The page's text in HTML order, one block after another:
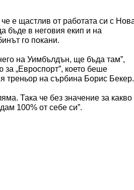
е щастлив от работата си с
бъде в неговия екип и на
го покани.
на Уимбълдън, ще бъда там”,
за „Евроспорт”, което беше
треньор на сърбина Борис Бекер.
Така че без значение за какво
100% от себе си”.